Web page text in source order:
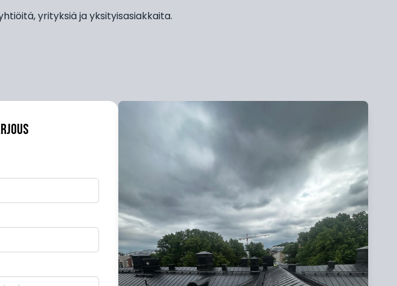
yrityksiä ja yksityisasiakkaita.